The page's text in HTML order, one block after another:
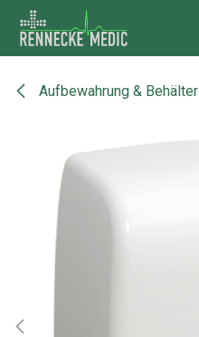
Zum Inhalt springen
Aufbewahrung & Behälter